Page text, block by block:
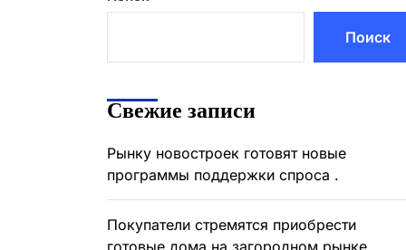
Поиск
Свежие записи
Рынку новостроек готовят новые
программы поддержки спроса .
Покупатели стремятся приобрести
готовые дома на загородном рынке.